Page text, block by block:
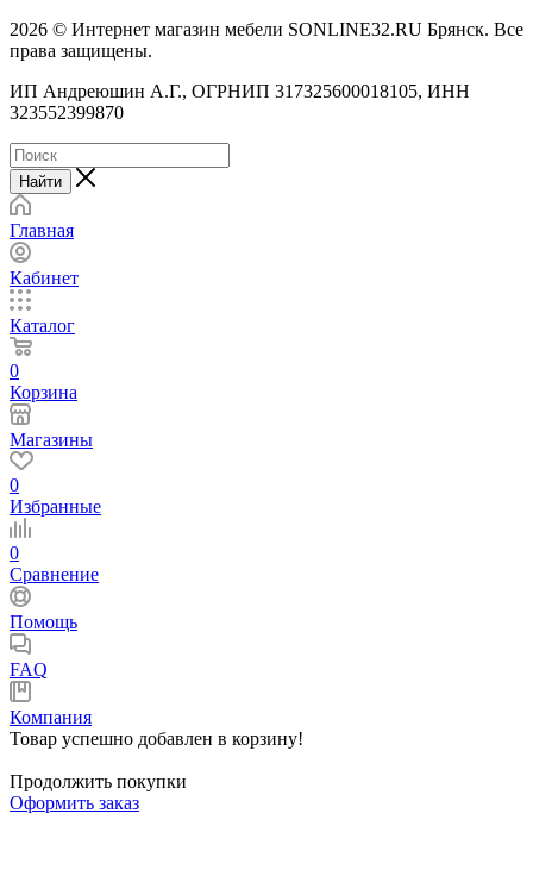
2026 © Интернет магазин мебели SONLINE32.RU Брянск. Все
права защищены.
ИП Андреюшин А.Г., ОГРНИП 317325600018105, ИНН
323552399870
Найти
Главная
Кабинет
Каталог
0
Корзина
Магазины
0
Избранные
0
Сравнение
Помощь
FAQ
Компания
Товар успешно добавлен в корзину!
Продолжить покупки
Оформить заказ